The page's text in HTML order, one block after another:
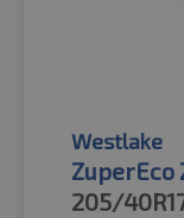
Westlake
ZuperEco
205/